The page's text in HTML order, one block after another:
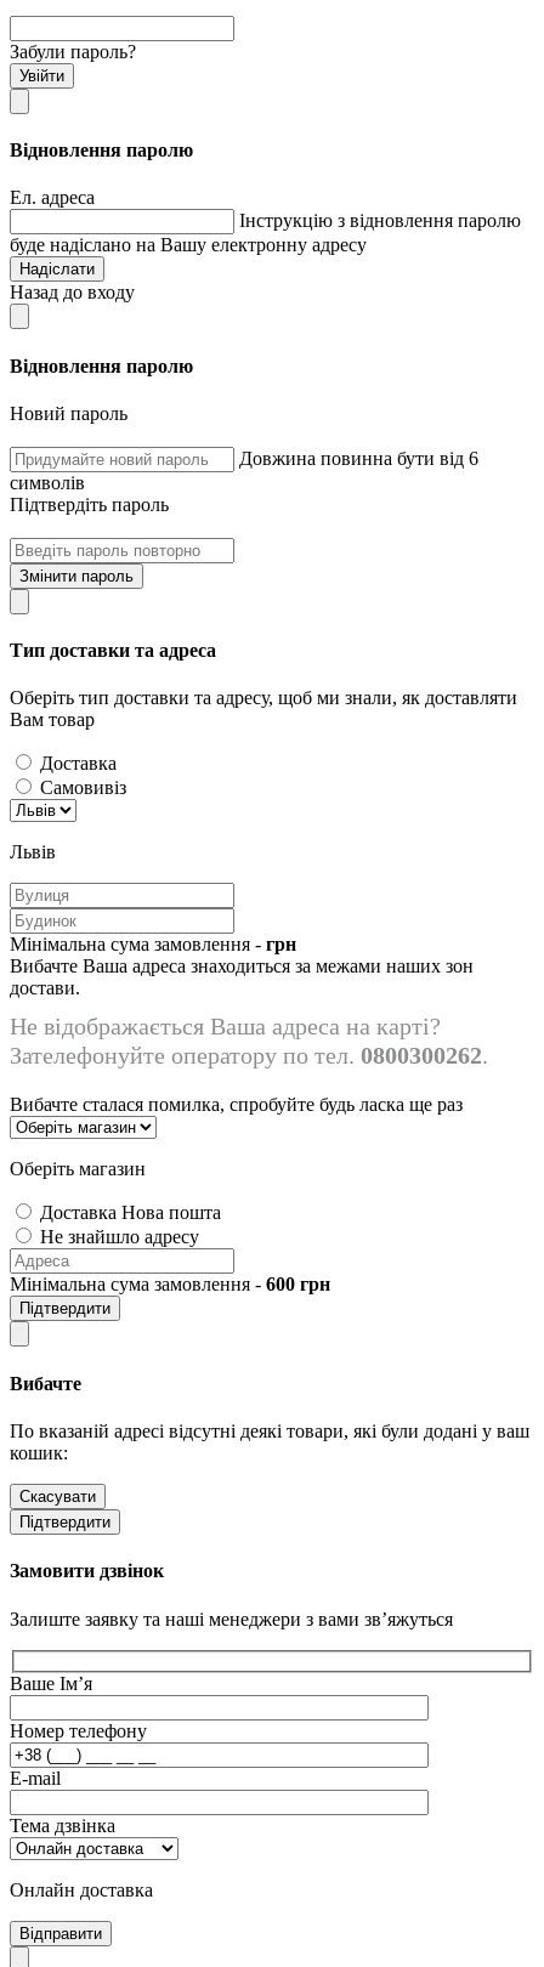
Забули пароль?
Увійти
Відновлення паролю
Ел. адреса
Інструкцію з відновлення паролю
буде надіслано на Вашу електронну адресу
Надіслати
Назад до входу
Відновлення паролю
Новий пароль
Довжина повинна бути від 6
символів
Підтвердіть пароль
Змінити пароль
Тип доставки та адреса
Оберіть тип доставки та адресу, щоб ми знали, як доставляти
Вам товар
Доставка
Самовивіз
Львів
Мінімальна сума замовлення - грн
Вибачте Ваша адреса знаходиться за межами наших зон
достави.
Не відображається Ваша адреса на карті?
Зателефонуйте оператору по тел. 0800300262.
Вибачте сталася помилка, спробуйте будь ласка ще раз
Оберіть магазин
Доставка Нова пошта
Не знайшло адресу
Мінімальна сума замовлення - 600 грн
Підтвердити
Вибачте
По вказаній адресі відсутні деякі товари, які були додані у ваш
кошик:
Скасувати
Підтвердити
Замовити дзвінок
Залиште заявку та наші менеджери з вами зв’яжуться
Ваше Ім’я
Номер телефону
E-mail
Тема дзвінка
Онлайн доставка
Відправити